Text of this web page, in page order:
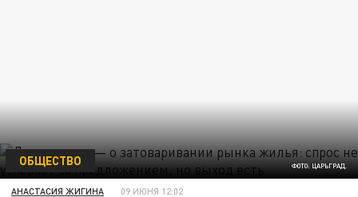
ФОТО: ЦАРЬГРАД.
ОБЩЕСТВО
АНАСТАСИЯ ЖИГИНА 09 ИЮНЯ 12:02